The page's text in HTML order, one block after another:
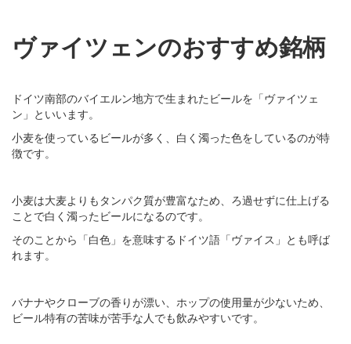
ヴァイツェンのおすすめ銘柄
ドイツ南部のバイエルン地方で生まれたビールを「ヴァイツェ
ン」といいます。
小麦を使っているビールが多く、白く濁った色をしているのが特
徴です。
小麦は大麦よりもタンパク質が豊富なため、ろ過せずに仕上げる
ことで白く濁ったビールになるのです。
そのことから「白色」を意味するドイツ語「ヴァイス」とも呼ば
れます。
バナナやクローブの香りが漂い、ホップの使用量が少ないため、
ビール特有の苦味が苦手な人でも飲みやすいです。